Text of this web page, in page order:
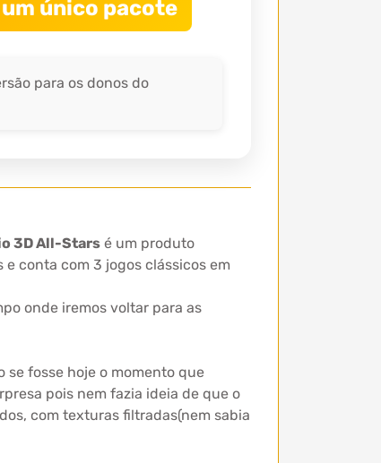
único pacote
para os donos do
3D All-Stars é um produto
conta com 3 jogos clássicos em
onde iremos voltar para as
se fosse hoje o momento que
pois nem fazia ideia de que o
com texturas filtradas(nem sabia